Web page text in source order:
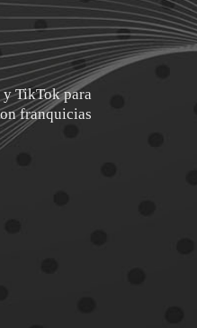
TikTok para
franquicias